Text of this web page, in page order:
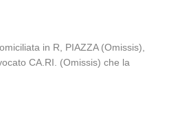
in R, PIAZZA (Omissis),
CA.RI. (Omissis) che la